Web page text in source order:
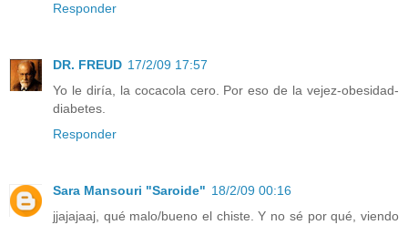
Responder
DR. FREUD 17/2/09 17:57
Yo le diría, la cocacola cero. Por eso de la vejez-obesidad-
diabetes.
Responder
Sara Mansouri "Saroide" 18/2/09 00:16
jjajajaaj, qué malo/bueno el chiste. Y no sé por qué, viendo